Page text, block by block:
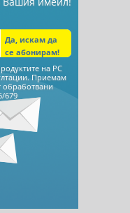
на РС
Приемам
обработвани
679